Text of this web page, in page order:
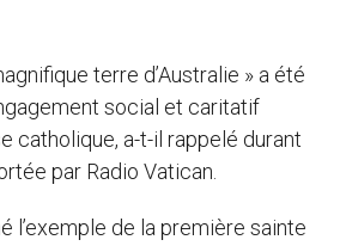
terre d’Australie » a été
social et caritatif
catholique, a-t-il rappelé durant
par Radio Vatican.
l’exemple de la première sainte